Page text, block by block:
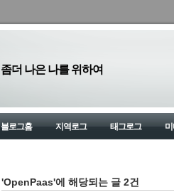
좀더 나은 나를 위하여
블로그홈 지역로그 태그로그
'OpenPaas'에 해당되는 글 2건